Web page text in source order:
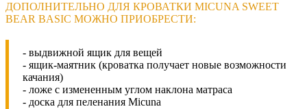
ДОПОЛНИТЕЛЬНО ДЛЯ КРОВАТКИ MICUNA SWEET
BEAR BASIC МОЖНО ПРИОБРЕСТИ:
- выдвижной ящик для вещей
- ящик-маятник (кроватка получает новые возможности
качания)
- ложе с измененным углом наклона матраса
- доска для пеленания Micuna